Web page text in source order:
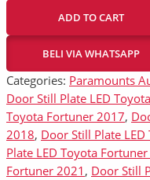
ADD TO CART
BELI VIA WHATSAPP
Categories: Paramounts
Door Still Plate LED
Toyota Fortuner 2017,
2018, Door Still Plate
Plate LED Toyota
Fortuner 2021 , Door Still